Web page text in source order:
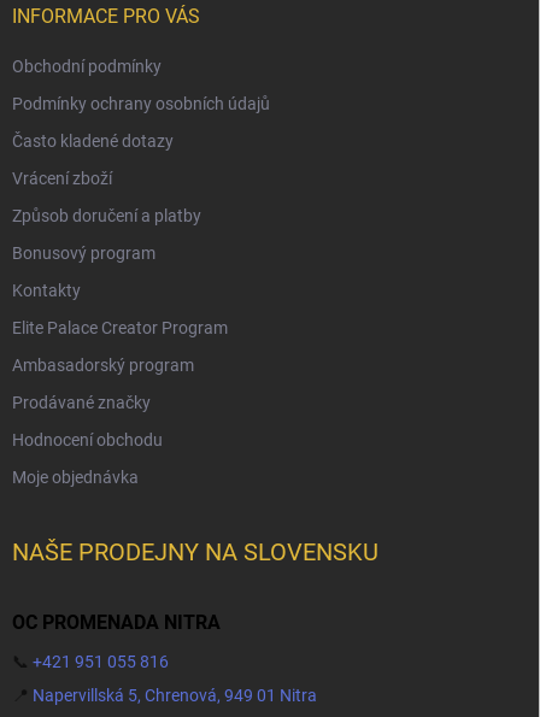
INFORMACE PRO VÁS
Obchodní podmínky
Podmínky ochrany osobních údajů
Často kladené dotazy
Vrácení zboží
Způsob doručení a platby
Bonusový program
Kontakty
Elite Palace Creator Program
Ambasadorský program
Prodávané značky
Hodnocení obchodu
Moje objednávka
NAŠE PRODEJNY NA SLOVENSKU
OC PROMENADA NITRA
📞 +421 951 055 816
📍 Napervillská 5, Chrenová, 949 01 Nitra